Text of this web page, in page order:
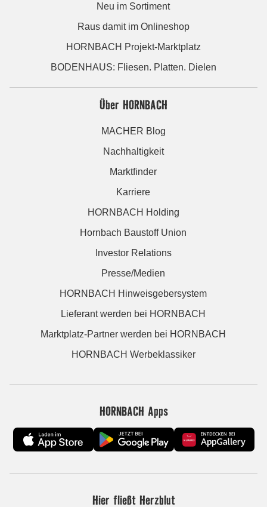
Neu im Sortiment
Raus damit im Onlineshop
HORNBACH Projekt-Marktplatz
BODENHAUS: Fliesen. Platten. Dielen
Über HORNBACH
MACHER Blog
Nachhaltigkeit
Marktfinder
Karriere
HORNBACH Holding
Hornbach Baustoff Union
Investor Relations
Presse/Medien
HORNBACH Hinweisgebersystem
Lieferant werden bei HORNBACH
Marktplatz-Partner werden bei HORNBACH
HORNBACH Werbeklassiker
HORNBACH Apps
Hier fließt Herzblut